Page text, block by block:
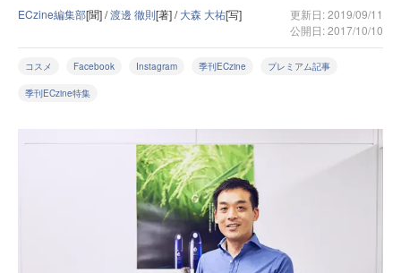
ECzine編集部[聞] /渡邊 徹則[著] /大森 大祐[写]
更新日: 2019/09/11
公開日: 2017/10/10
コスメ Facebook Instagram 季刊ECzine プレミアム記事
季刊ECzine特集